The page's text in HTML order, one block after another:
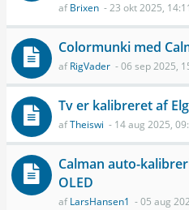
afBrixen - 23 okt 2025, 14:11
Colormunki med
afRigVader - 06 sep 2025,
Tv er kalibreret af
afTheiswi - 14 aug 2025,
Calman auto-
OLED
afLarsHansen1 - 05 aug